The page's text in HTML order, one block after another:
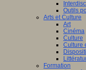
Outils
Arts et Culture
Art
Cinéma
Culture
Culture
Formation